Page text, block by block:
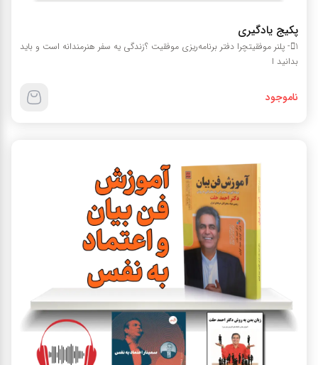
پکیج یادگیری
1- پلنر موفقیتچرا دفتر برنامه‌ریزی موفقیت ؟زندگی یه سفر هنرمندانه است و باید
بدانید ا
ناموجود